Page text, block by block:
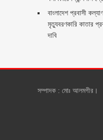
বাংলাদেশ প্রবাসী
মৃত্যুবরণকারি কাতার
দাবি
সম্পাদক : মোঃ আলমগীর।